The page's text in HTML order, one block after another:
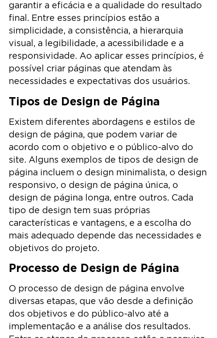
garantir a eficácia e a qualidade do resultado
final. Entre esses princípios estão a
simplicidade, a consistência, a hierarquia
visual, a legibilidade, a acessibilidade e a
responsividade. Ao aplicar esses princípios, é
possível criar páginas que atendam às
necessidades e expectativas dos usuários.
Tipos de Design de Página
Existem diferentes abordagens e estilos de
design de página, que podem variar de
acordo com o objetivo e o público-alvo do
site. Alguns exemplos de tipos de design de
página incluem o design minimalista, o design
responsivo, o design de página única, o
design de página longa, entre outros. Cada
tipo de design tem suas próprias
características e vantagens, e a escolha do
mais adequado depende das necessidades e
objetivos do projeto.
Processo de Design de Página
O processo de design de página envolve
diversas etapas, que vão desde a definição
dos objetivos e do público-alvo até a
implementação e a análise dos resultados.